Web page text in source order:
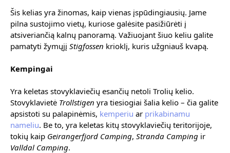
Šis kelias yra žinomas, kaip vienas įspūdingiausių. Jame
pilna sustojimo vietų, kuriose galėsite pasižiūrėti į
atsiveriančią kalnų panoramą. Važiuojant šiuo keliu galite
pamatyti žymųjį Stigfossen krioklį, kuris užgniauš kvapą.
Kempingai
Yra keletas stovyklaviečių esančių netoli Trolių kelio.
Stovyklavietė Trollstigen yra tiesiogiai šalia kelio – čia galite
apsistoti su palapinėmis, kemperiu ar prikabinamu
nameliu. Be to, yra keletas kitų stovyklaviečių teritorijoje,
tokių kaip Geirangerfjord Camping, Stranda Camping
Valldal Camping.